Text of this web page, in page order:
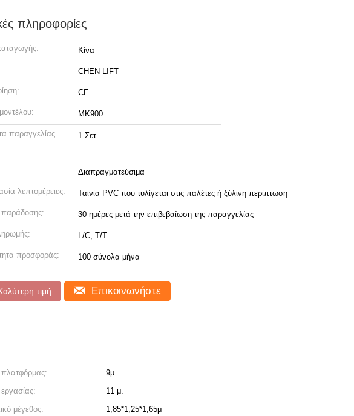
πληροφορίες
Κίνα
CHEN LIFT
CE
MK900
παραγγελίας
1 Σετ
Διαπραγματεύσιμα
λεπτομέρειες: Ταινία PVC που τυλίγεται στις παλέτες ή ξύλινη περίπτωση
30 ημέρες μετά την επιβεβαίωση της παραγγελίας
L/C, T/T
προσφοράς: 100 σύνολα μήνα
τιμή Επικοινωνήστε
9μ.
11 μ.
μέγεθος:
1,85*1,25*1,65μ